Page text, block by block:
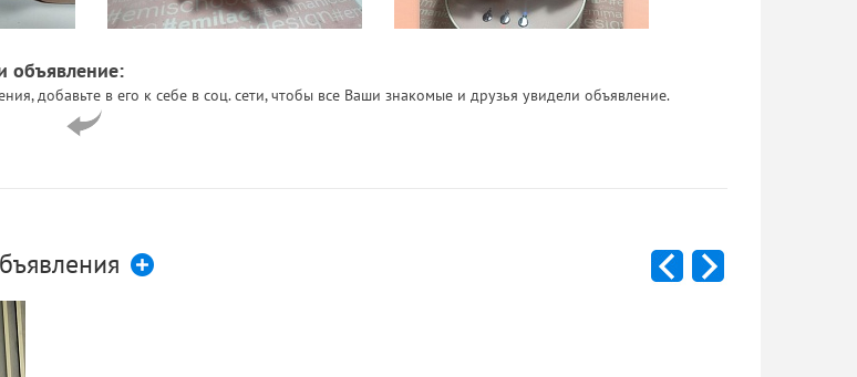
объявление:
добавьте в его к себе в соц. сети, чтобы все Ваши знакомые и друзья увидели объявление.